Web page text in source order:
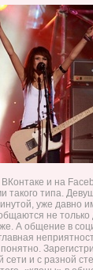
и на
такого типа.
уже давно
не
А общение в
и с разной